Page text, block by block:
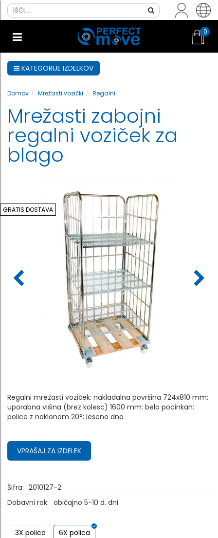
0
KATEGORIJE IZDELKOV
Domov Mrežasti vozički Regalni
Mrežasti zabojni
regalni voziček za
blago
GRATIS DOSTAVA
Regalni mrežasti voziček: nakladalna površina 724x810 mm:
uporabna višina (brez kolesc) 1600 mm: belo pocinkan:
police z naklonom 20°: leseno dno
VPRAŠAJ ZA IZDELEK
Šifra: 2010127-2
Dobavni rok: običajno 5-10 d. dni
3X polica 6X polica